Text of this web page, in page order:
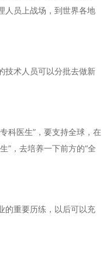
人员上战场，到世界各地
技术人员可以分批去做新
科医生”，要支持全球，在
”，去培养一下前方的“全
的重要历练，以后可以充